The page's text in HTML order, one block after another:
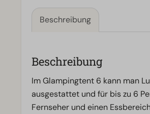
Beschreibung
Beschreibung
Im Glampingtent 6 kann man
ausgestattet und für bis zu 6
Fernseher und einen